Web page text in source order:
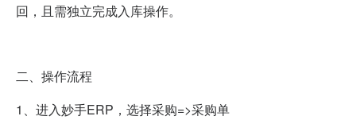
回，且需独立完成入库操作。
二、操作流程
1、进入妙手ERP，选择采购=>采购单